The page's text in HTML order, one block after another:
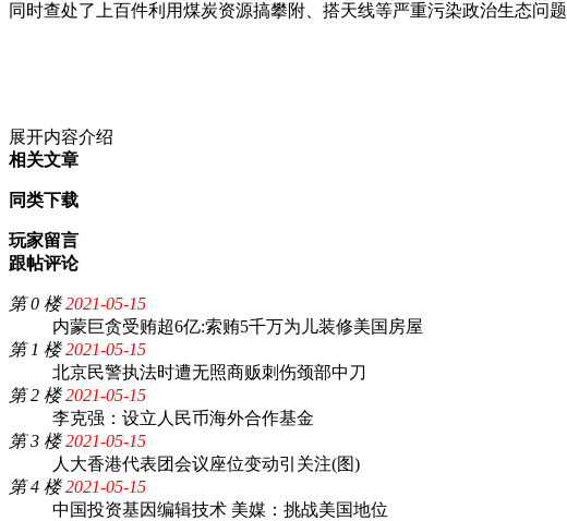
同时查处了上百件利用煤炭资源搞攀附、搭天线等严重污染政治生态问题
展开内容介绍
相关文章
同类下载
玩家留言
跟帖评论
第 0 楼 2021-05-15
内蒙巨贪受贿超6亿:索贿5千万为儿装修美国房屋
第 1 楼 2021-05-15
北京民警执法时遭无照商贩刺伤颈部中刀
第 2 楼 2021-05-15
李克强：设立人民币海外合作基金
第 3 楼 2021-05-15
人大香港代表团会议座位变动引关注(图)
第 4 楼 2021-05-15
中国投资基因编辑技术 美媒：挑战美国地位